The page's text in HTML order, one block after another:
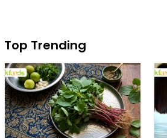
Top Trending